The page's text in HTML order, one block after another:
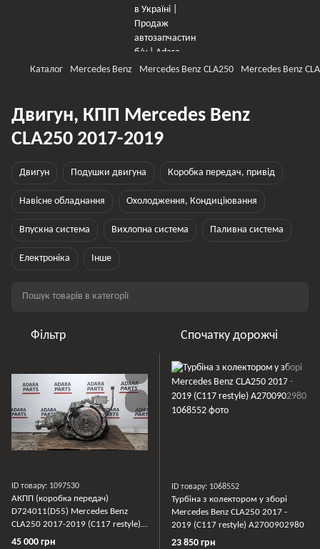
Каталог Mercedes Benz Mercedes Benz CLA250 Mercedes Benz
Двигун, КПП Mercedes Benz
CLA250 2017-2019
Двигун Подушки двигуна Коробка передач, привід
Навісне обладнання Охолодження, Кондиціювання
Впускна система Вихлопна система Паливна система
Електроніка Інше
Фільтр Спочатку дорожчі
ID товару: 1097530
АКПП (коробка передач)
D724011(D55) Mercedes Benz
CLA250 2017-2019 (C117 restyle)
A2463704003
45 000 грн
ID товару: 1068552
Турбіна з колектором у зборі
Mercedes Benz CLA250 2017 -
2019 (C117 restyle) A2700902980
23 850 грн